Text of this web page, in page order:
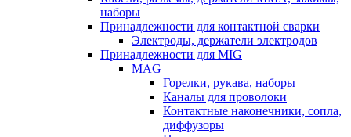
наборы
Принадлежности для контактной сварки
Электроды, держатели электродов
Принадлежности для MIG
MAG
Горелки, рукава, наборы
Каналы для проволоки
Контактные наконечники, сопла,
диффузоры